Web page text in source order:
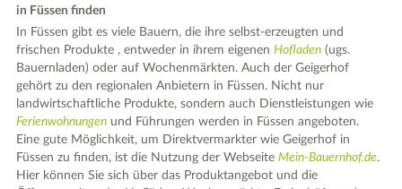
in Füssen finden
In Füssen gibt es viele Bauern, die ihre selbst-erzeugten und
frischen Produkte , entweder in ihrem eigenenHofladen (ugs.
Bauernladen) oder auf Wochenmärkten. Auch der Geigerhof
gehört zu den regionalen Anbietern in Füssen. Nicht nur
landwirtschaftliche Produkte, sondern auch Dienstleistungen wie
Ferienwohnungen und Führungen werden in Füssen angeboten.
Eine gute Möglichkeit, um Direktvermarkter wie Geigerhof in
Füssen zu finden, ist die Nutzung der WebseiteMein-Bauernhof.de.
Hier können Sie sich über das Produktangebot und die